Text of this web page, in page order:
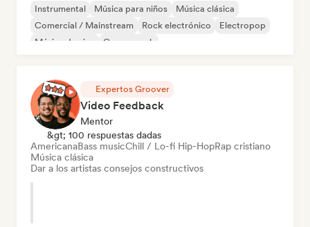
Instrumental Música para niños
Música clásica
Comercial / Mainstream
Rock electrónico
Electropop
Música de cine
Garage rock
Expertos Groover
Video Feedback
Mentor
&gt; 100 respuestas dadas
AmericanaBass musicChill / Lo-fi Hip-HopRap cristiano
Música clásica
Dar a los artistas consejos constructivos